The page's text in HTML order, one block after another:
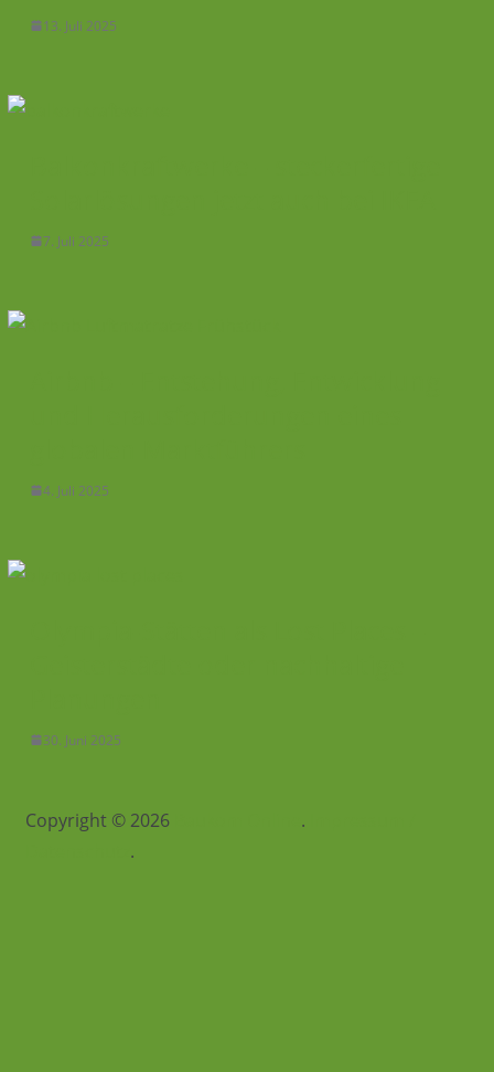
13. Juli 2025
7. Juli 2025
4. Juli 2025
30. Juni 2025
Copyright © 2026 .
.